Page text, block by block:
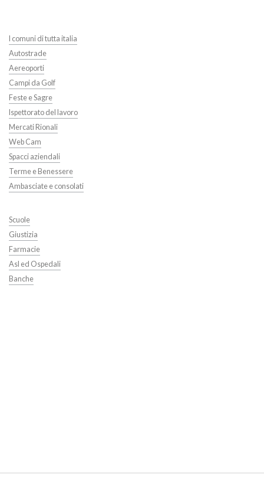
I comuni di tutta italia
Autostrade
Aereoporti
Campi da Golf
Feste e Sagre
Ispettorato del lavoro
Mercati Rionali
Web Cam
Spacci aziendali
Terme e Benessere
Ambasciate e consolati
Scuole
Giustizia
Farmacie
Asl ed Ospedali
Banche